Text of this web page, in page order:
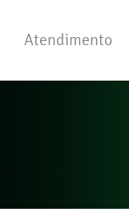
Atendimento